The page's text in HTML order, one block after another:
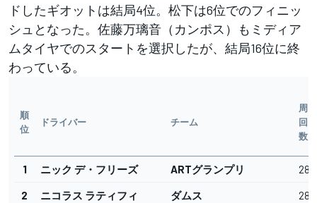
ドしたギオットは結局4位。松下は6位でのフィニッ
シュとなった。佐藤万璃音（カンポス）もミディア
ムタイヤでのスタートを選択したが、結局16位に終
わっている。
順
位
ドライバー チーム
周
回
数
1 ニック デ・フリーズ ARTグランプリ 28
2 ニコラス ラティフィ ダムス 28